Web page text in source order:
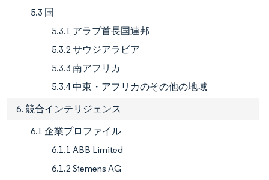
5.3 国
5.3.1 アラブ首長国連邦
5.3.2 サウジアラビア
5.3.3 南アフリカ
5.3.4 中東・アフリカのその他の地域
6. 競合インテリジェンス
6.1 企業プロファイル
6.1.1 ABB Limited
6.1.2 Siemens AG